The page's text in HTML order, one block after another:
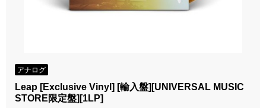
アナログ
Leap [Exclusive Vinyl] [輸入盤][UNIVERSAL MUSIC
STORE限定盤][1LP]